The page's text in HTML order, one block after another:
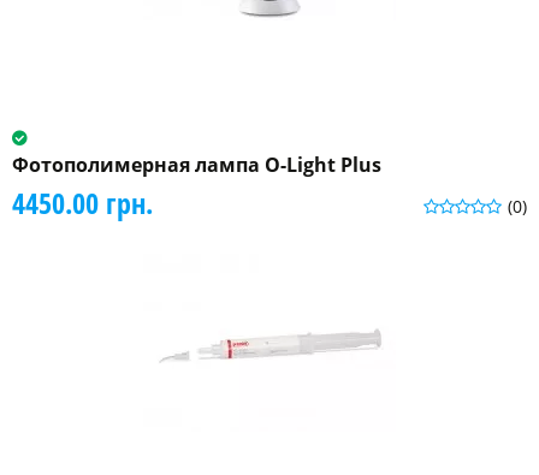
Фотополимерная лампа O-Light Plus
(0)
4450.00 грн.